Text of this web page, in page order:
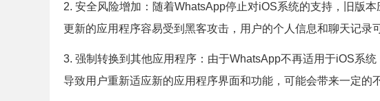
2. 安全风险增加：随着WhatsApp停止对iOS系统的支持，旧版
更新的应用程序容易受到黑客攻击，用户的个人信息和聊天记录
3. 强制转换到其他应用程序：由于WhatsApp不再适用于iOS系
导致用户重新适应新的应用程序界面和功能，可能会带来一定的